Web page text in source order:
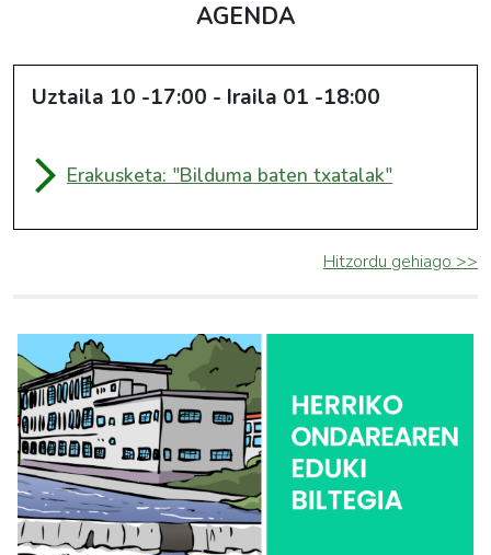
AGENDA
Uztaila 10 17:00 - Iraila 01 18:00
Erakusketa: "Bilduma baten txatalak"
Hitzordu gehiago >>